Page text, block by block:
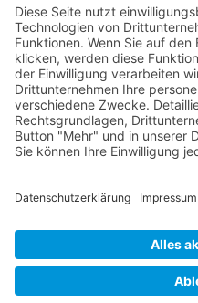
Copyright ©2026ScubaholiX |
Alle Rechte vorbehalten.
Umsetzung und Realisierung
Rechte
Umsetzung und Realisierung